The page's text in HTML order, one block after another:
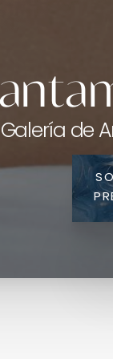
Galería de